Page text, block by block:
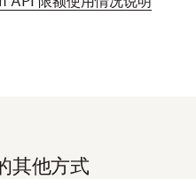
其他方式